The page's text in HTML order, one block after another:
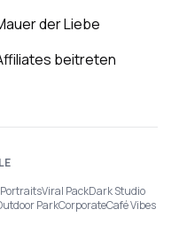
der Liebe
beitreten
Viral PackDark Studio
ParkCorporateCafé Vibes